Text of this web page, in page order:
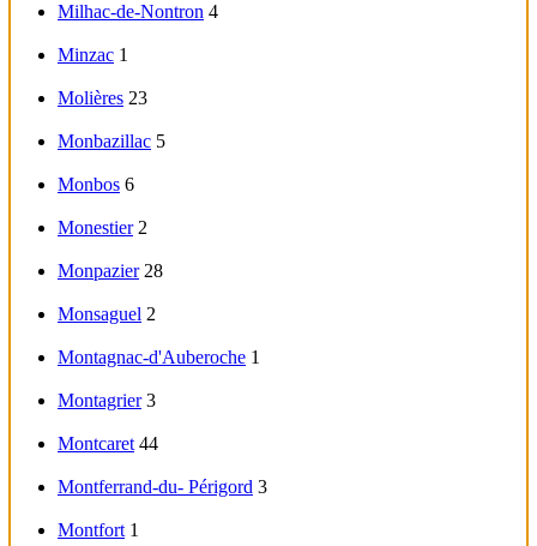
Milhac-de-Nontron 4
Minzac 1
Molières 23
Monbazillac 5
Monbos 6
Monestier 2
Monpazier 28
Monsaguel 2
Montagnac-d'Auberoche 1
Montagrier 3
Montcaret 44
Montferrand-du- Périgord 3
Montfort 1